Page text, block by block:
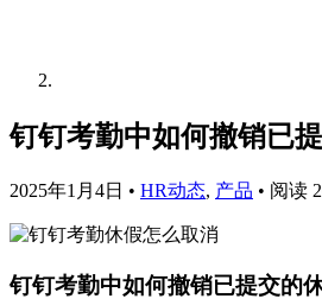
钉钉考勤中如何撤销已
2025年1月4日 • HR动态, 产品 • 阅读
钉钉考勤中如何撤销已提交的